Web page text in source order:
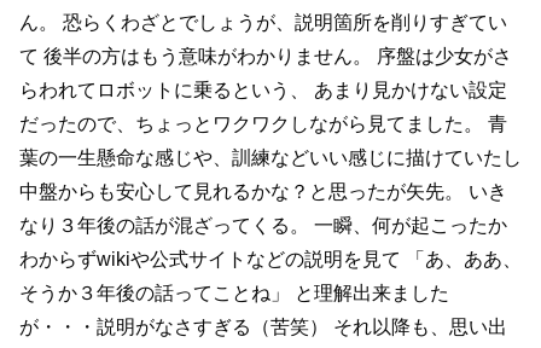
ん。
恐らくわざとでしょうが、説明箇所を削りすぎてい
て 後半の方はもう意味がわかりません。
序盤は少女がさ
らわれてロボットに乗るという、
あまり見かけない設定
だったので、ちょっとワクワクしながら見てました。
青
葉の一生懸命な感じや、訓練などいい感じに描けていたし
中盤からも安心して見れるかな？と思ったが矢先。
いき
なり３年後の話が混ざってくる。
一瞬、何が起こったか
わからずwikiや公式サイトなどの説明を見て
「あ、ああ、
そうか３年後の話ってことね」
と理解出来ました
が・・・説明がなさすぎる（苦笑）
それ以降も、思い出